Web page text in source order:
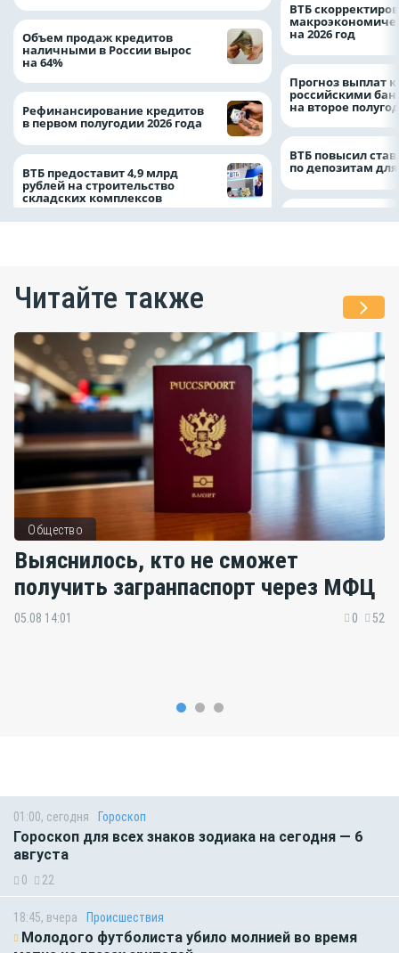
Объем продаж кредитов
наличными в России вырос
на 64%
Рефинансирование кредитов
в первом полугодии 2026 года
ВТБ предоставит 4,9 млрд
рублей на строительство
складских комплексов
ВТБ
на 2026 год
Прогноз выплат
российскими
на второе
ВТБ повысил
по депозитам
Читайте также
Общество
Выяснилось, кто не сможет
получить загранпаспорт через МФЦ
05.08 14:01 0 52
01:00, сегодня Гороскоп
Гороскоп для всех знаков зодиака на сегодня — 6
августа
0 22
18:45, вчера Происшествия
Молодого футболиста убило молнией во время